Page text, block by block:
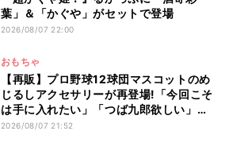
葉」＆「かぐや」がセットで登場
2026/08/07 22:00
おもちゃ
【再販】プロ野球12球団マスコットのめ
じるしアクセサリーが再登場!「今回こそ
は手に入れたい」「つば九郎欲しい」と
話題
2026/08/07 21:52